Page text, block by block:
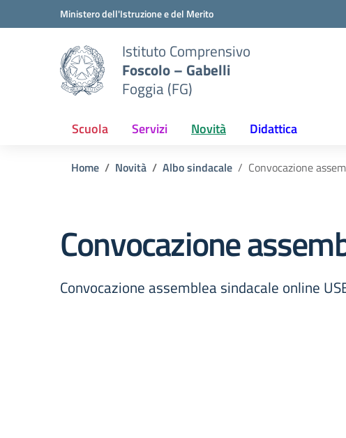
Vai ai contenuti
Vai al menu di navigazioneMinistero dell'Istruzione e del Merito
Istituto Comprensivo
Foscolo – Gabelli
Foggia (FG)
Scuola Servizi Novità Didattica
Home Novità Albo sindacale Convocazione
Convocazione
Convocazione assemblea sindacale online